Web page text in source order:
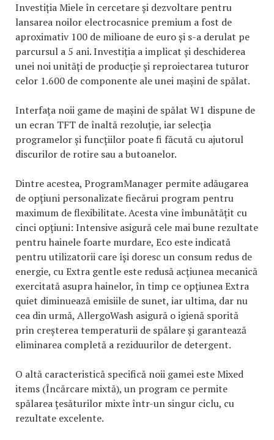
Investiția Miele în cercetare și dezvoltare pentru
lansarea noilor electrocasnice premium a fost de
aproximativ 100 de milioane de euro și s-a derulat pe
parcursul a 5 ani. Investiția a implicat și deschiderea
unei noi unități de producție și reproiectarea tuturor
celor 1.600 de componente ale unei mașini de spălat.
Interfața noii game de mașini de spălat W1 dispune de
un ecran TFT de înaltă rezoluție, iar selecția
programelor și funcțiilor poate fi făcută cu ajutorul
discurilor de rotire sau a butoanelor.
Dintre acestea, ProgramManager permite adăugarea
de opțiuni personalizate fiecărui program pentru
maximum de flexibilitate. Acesta vine îmbunătățit cu
cinci opțiuni: Intensive asigură cele mai bune rezultate
pentru hainele foarte murdare, Eco este indicată
pentru utilizatorii care își doresc un consum redus de
energie, cu Extra gentle este redusă acțiunea mecanică
exercitată asupra hainelor, în timp ce opțiunea Extra
quiet diminuează emisiile de sunet, iar ultima, dar nu
cea din urmă, AllergoWash asigură o igienă sporită
prin creșterea temperaturii de spălare și garantează
eliminarea completă a reziduurilor de detergent.
O altă caracteristică specifică noii gamei este Mixed
items (Încărcare mixtă), un program ce permite
spălarea țesăturilor mixte într-un singur ciclu, cu
rezultate excelente.